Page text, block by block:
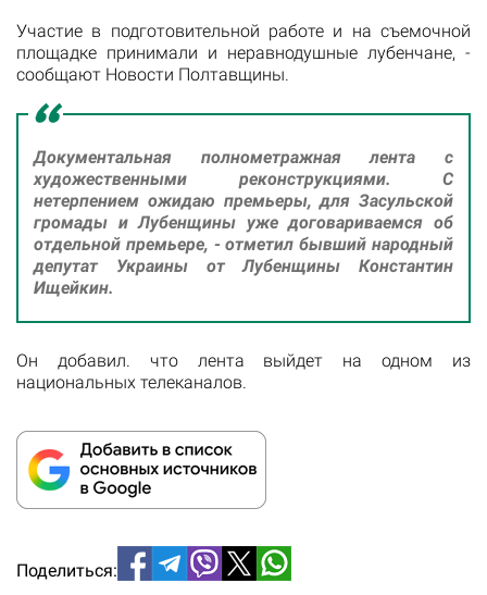
Участие в подготовительной работе и на съемочной
площадке принимали и неравнодушные лубенчане, -
сообщают Новости Полтавщины.
Документальная полнометражная лента с
художественными реконструкциями. С
нетерпением ожидаю премьеры, для Засульской
громады и Лубенщины уже договариваемся об
отдельной премьере, - отметил бывший народный
депутат Украины от Лубенщины Константин
Ищейкин.
Он добавил. что лента выйдет на одном из
национальных телеканалов.
Поделиться: